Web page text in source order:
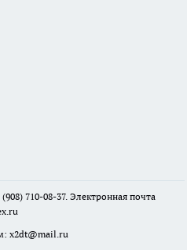
710-08-37. Электронная почта
x2dt@mail.ru